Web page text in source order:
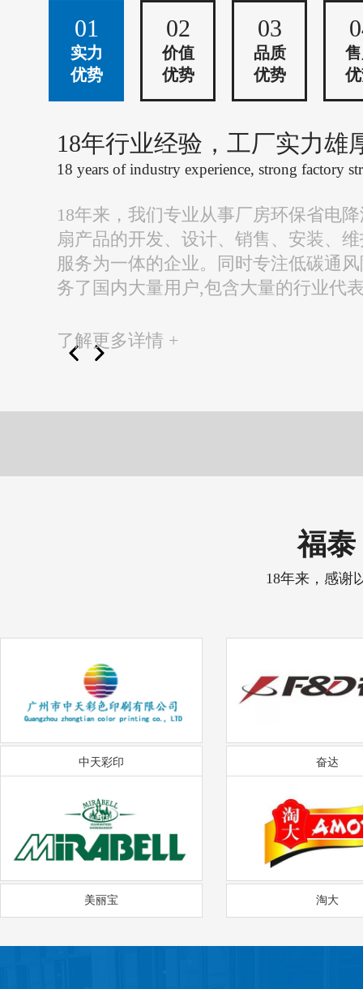
01
实力
优势
02
价值
优势
03
品质
优势
18年行业经验，工厂实力雄
18 years of industry experience, strong factory
18年来，我们专业从事厂房环保省电
扇产品的开发、设计、销售、安装、
服务为一体的企业。同时专注低碳通
务了国内大量用户,包含大量的行业代
了解更多详情 +
福泰
18年来，感谢
中天彩印 奋达
美丽宝 淘大